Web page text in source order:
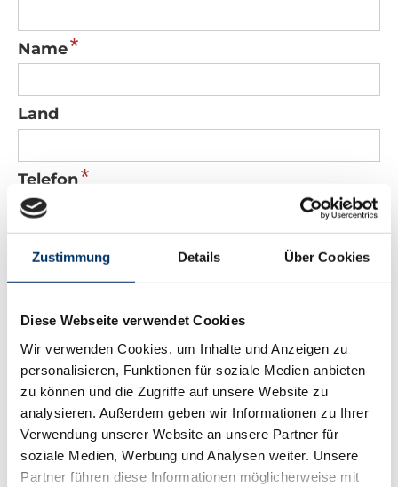
Zustimmung Details Über Cookies
Diese Webseite verwendet Cookies
Wir verwenden Cookies, um Inhalte und Anzeigen zu
personalisieren, Funktionen für soziale Medien anbieten
zu können und die Zugriffe auf unsere Website zu
analysieren. Außerdem geben wir Informationen zu Ihrer
Verwendung unserer Website an unsere Partner für
soziale Medien, Werbung und Analysen weiter. Unsere
Partner führen diese Informationen möglicherweise mit
Name*
Land
Telefon*
E-Mail*
Sicherheitscode*